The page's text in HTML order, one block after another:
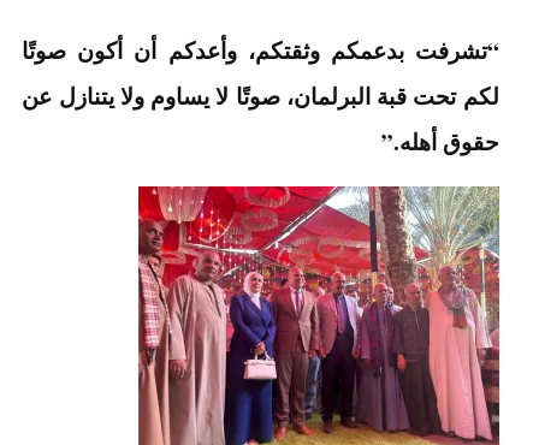
“تشرفت بدعمكم وثقتكم، وأعدكم أن أكون صوتًا
لكم تحت قبة البرلمان، صوتًا لا يساوم ولا يتنازل عن
حقوق أهله.”